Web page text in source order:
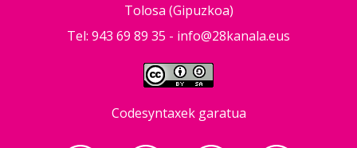
Tolosa (Gipuzkoa)
Tel: 943 69 89 35 - info@28kanala.eus
Codesyntaxek garatua